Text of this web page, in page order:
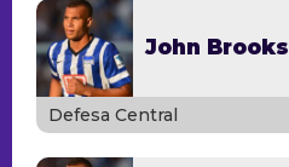
John Brooks
Defesa Central